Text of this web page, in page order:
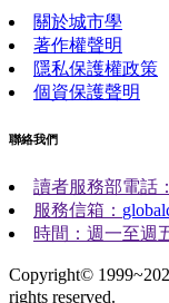
關於城市學
著作權聲明
隱私保護權政策
個資保護聲明
聯絡我們
讀者服務部電話
服務信箱：
時間：週一至週
Copyright©
rights reserved.